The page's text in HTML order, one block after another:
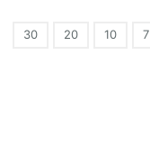
7
10
20
30